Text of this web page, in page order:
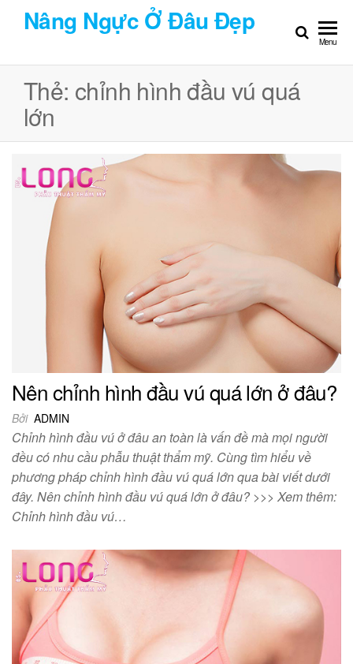
Chuyển
dung
Nâng Ngực Ở Đâu Đẹp
Menu
Thẻ: chỉnh hình đầu vú quá
lớn
Nên chỉnh hình đầu vú quá lớn ở đâu?
Bởi ADMIN
Chỉnh hình đầu vú ở đâu an toàn là vấn đề mà mọi người
đều có nhu cầu phẫu thuật thẩm mỹ. Cùng tìm hiểu về
phương pháp chỉnh hình đầu vú quá lớn qua bài viết dưới
đây. Nên chỉnh hình đầu vú quá lớn ở đâu? >>> Xem thêm:
Chỉnh hình đầu vú…